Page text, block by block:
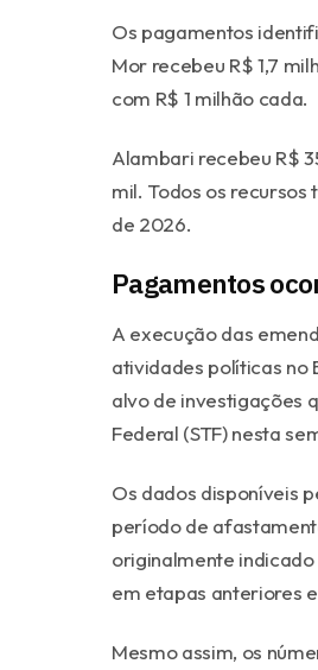
Os pagamentos
Mor recebeu R$ 1,7
com R$ 1 milhão cada.
Alambari recebeu R$
mil. Todos os
de 2026.
Pagamentos
A execução das
atividades políticas no
alvo de investigações
Federal (STF) nesta
Os dados disponíveis
período de
originalmente
em etapas anteriores
Mesmo assim, os